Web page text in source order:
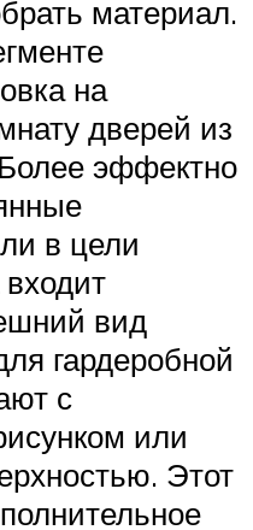
материал.
на
дверей из
эффектно
в цели
вид
гардеробной
с
или
Этот